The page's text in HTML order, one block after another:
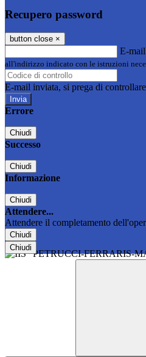
Recupero password
button close ×
E-mail
all'indirizzo indicato con le istruzioni
E-mail inviata, si prega di
Errore
Chiudi
Successo
Chiudi
Informazione
Chiudi
Attendere...
Attendere il completamento
Chiudi
Chiudi